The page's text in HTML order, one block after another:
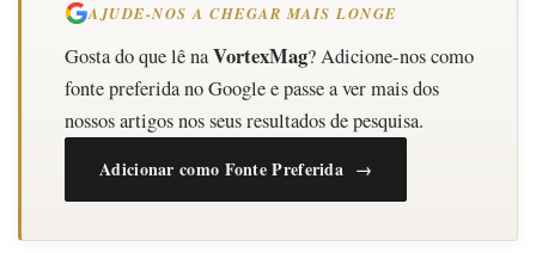
AJUDE-NOS A CHEGAR MAIS LONGE
Gosta do que lê naVortexMag? Adicione-nos como
fonte preferida no Google e passe a ver mais dos
nossos artigos nos seus resultados de pesquisa.
Adicionar como Fonte Preferida →